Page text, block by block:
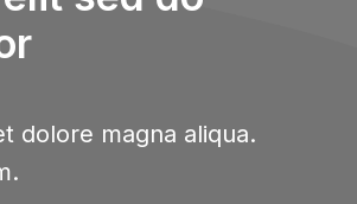
dolore magna aliqua.